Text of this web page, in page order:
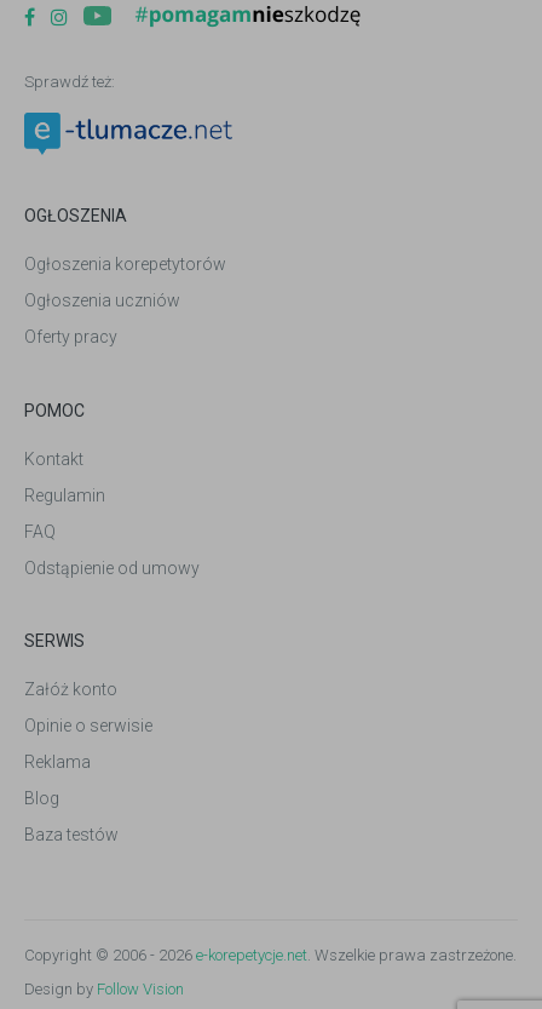
Sprawdź też:
OGŁOSZENIA
Ogłoszenia korepetytorów
Ogłoszenia uczniów
Oferty pracy
POMOC
Kontakt
Regulamin
FAQ
Odstąpienie od umowy
SERWIS
Załóż konto
Opinie o serwisie
Reklama
Blog
Baza testów
Copyright © 2006 - 2026 e-korepetycje.net. Wszelkie prawa zastrzeżone.
Design by Follow Vision